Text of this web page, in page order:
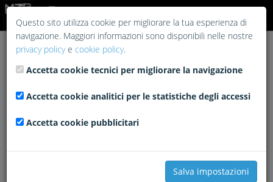
Questo sito utilizza cookie per migliorare la tua esperienza di
navigazione. Maggiori informazioni sono disponibili nelle nostre
privacy policye cookie policy.
Accetta cookie tecnici per migliorare la navigazione
Accetta cookie analitici per le statistiche degli accessi
Accetta cookie pubblicitari
Salva impostazioni